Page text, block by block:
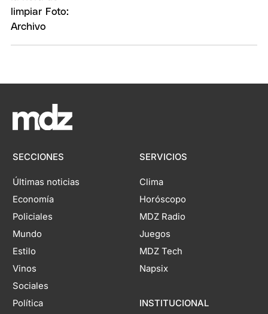
SECCIONES
Últimas noticias
Economía
Policiales
Mundo
Estilo
Vinos
Sociales
Política
SERVICIOS
Clima
Horóscopo
MDZ Radio
Juegos
MDZ Tech
Napsix
INSTITUCIONAL